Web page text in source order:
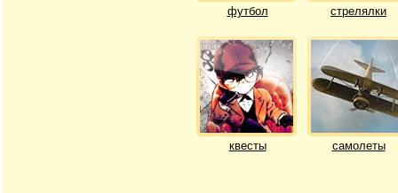
футбол стрелялки
квесты самолеты